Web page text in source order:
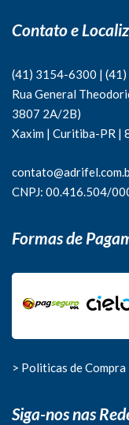
Contato e
(41) 3154-6300 | (41)
Rua General
3807 2A/2B)
Xaxim | Curitiba-PR |
CNPJ: 00.416.504/
Formas de
> Politicas de Compra
Siga-nos nas